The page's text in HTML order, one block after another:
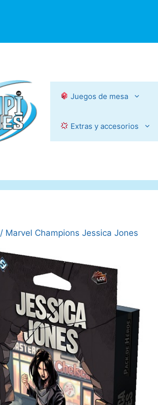
Juegos de mesa
Extras y accesorios
/ Marvel Champions Jessica Jones